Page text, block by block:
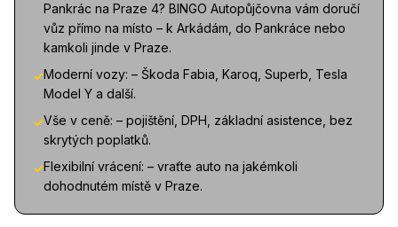
Pankrác na Praze 4? BINGO Autopůjčovna vám doručí
vůz přímo na místo – k Arkádám, do Pankráce nebo
kamkoli jinde v Praze.
✓Moderní vozy: – Škoda Fabia, Karoq, Superb, Tesla
Model Y a další.
✓Vše v ceně: – pojištění, DPH, základní asistence, bez
skrytých poplatků.
✓Flexibilní vrácení: – vraťte auto na jakémkoli
dohodnutém místě v Praze.